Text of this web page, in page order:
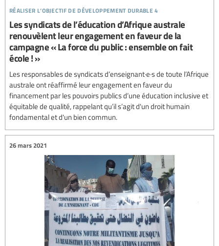
réaliser l’objectif de développement durable 4
Les syndicats de l’éducation d’Afrique australe
renouvèlent leur engagement en faveur de la
campagne « La force du public : ensemble on fait
école ! »
Les responsables de syndicats d’enseignant·e·s de toute l’Afrique
australe ont réaffirmé leur engagement en faveur du
financement par les pouvoirs publics d’une éducation inclusive et
équitable de qualité, rappelant qu’il s’agit d'un droit humain
fondamental et d'un bien commun.
26 mars 2021